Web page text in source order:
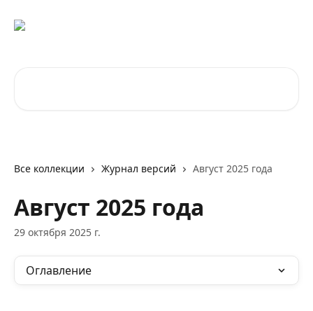
Все коллекции Журнал версий Август 2025 года
Август 2025 года
29 октября 2025 г.
Оглавление